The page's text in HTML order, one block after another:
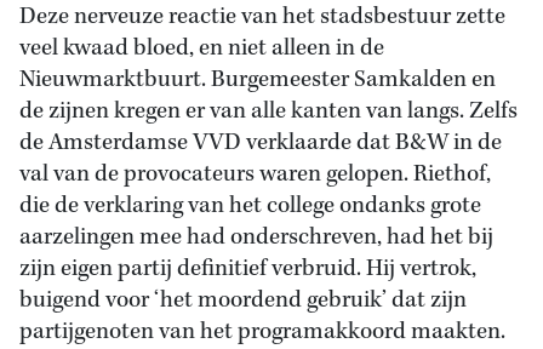
Deze nerveuze reactie van het stadsbestuur zette
veel kwaad bloed, en niet alleen in de
Nieuwmarktbuurt. Burgemeester Samkalden en
de zijnen kregen er van alle kanten van langs. Zelfs
de Amsterdamse VVD verklaarde dat B&W in de
val van de provocateurs waren gelopen. Riethof,
die de verklaring van het college ondanks grote
aarzelingen mee had onderschreven, had het bij
zijn eigen partij definitief verbruid. Hij vertrok,
buigend voor ‘het moordend gebruik’ dat zijn
partijgenoten van het programakkoord maakten.